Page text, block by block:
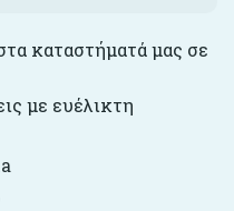
καταστήματά μας σε
με ευέλικτη